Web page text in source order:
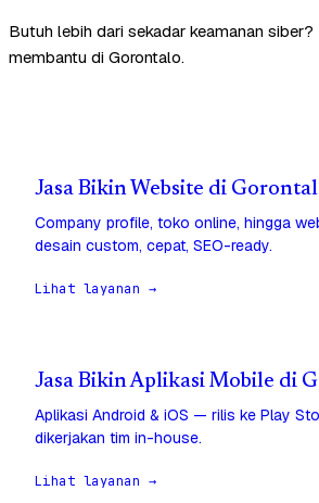
Butuh lebih dari sekadar keamanan
membantu di Gorontalo.
Jasa Bikin Website di
Company profile, toko online, hingga
desain custom, cepat, SEO-ready.
Lihat layanan →
Jasa Bikin Aplikasi Mobile di
Aplikasi Android & iOS — rilis ke Play
dikerjakan tim in-house.
Lihat layanan →